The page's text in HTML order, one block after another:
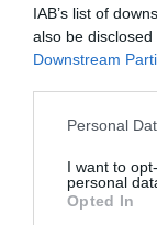
IAB’s list of
also be
Downstream
Please note that
not limited to
grant or deny
use your data
Personal
I want to
personal
Opted In
ρακόρ
ΓΙΑ ΣΩΛΗΝΑΣ
ΓΙΑ ΛΑΔΙΟΥ -
Σωλήνας ,
ανέμη δεν